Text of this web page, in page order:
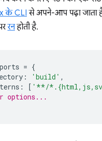
के CLIसे अपने-आप पढ़ा जाता
रनहोती है.
= {
: 'build' ,
: [ '**/
options...